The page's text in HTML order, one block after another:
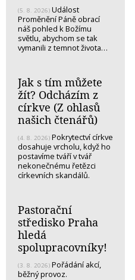
(5. 8. 2026) Událost
Proměnění Páně obrací
náš pohled k Božímu
světlu, abychom se tak
vymanili z temnot života…
Jak s tím můžete
žít? Odcházím z
církve (Z ohlasů
našich čtenářů)
(4. 8. 2026) Pokrytectví církve
dosahuje vrcholu, když ho
postavíme tváří v tvář
nekonečnému řetězci
církevních skandálů.
Pastorační
středisko Praha
hledá
spolupracovníky!
(3. 8. 2026) Pořádání akcí,
běžný provoz.